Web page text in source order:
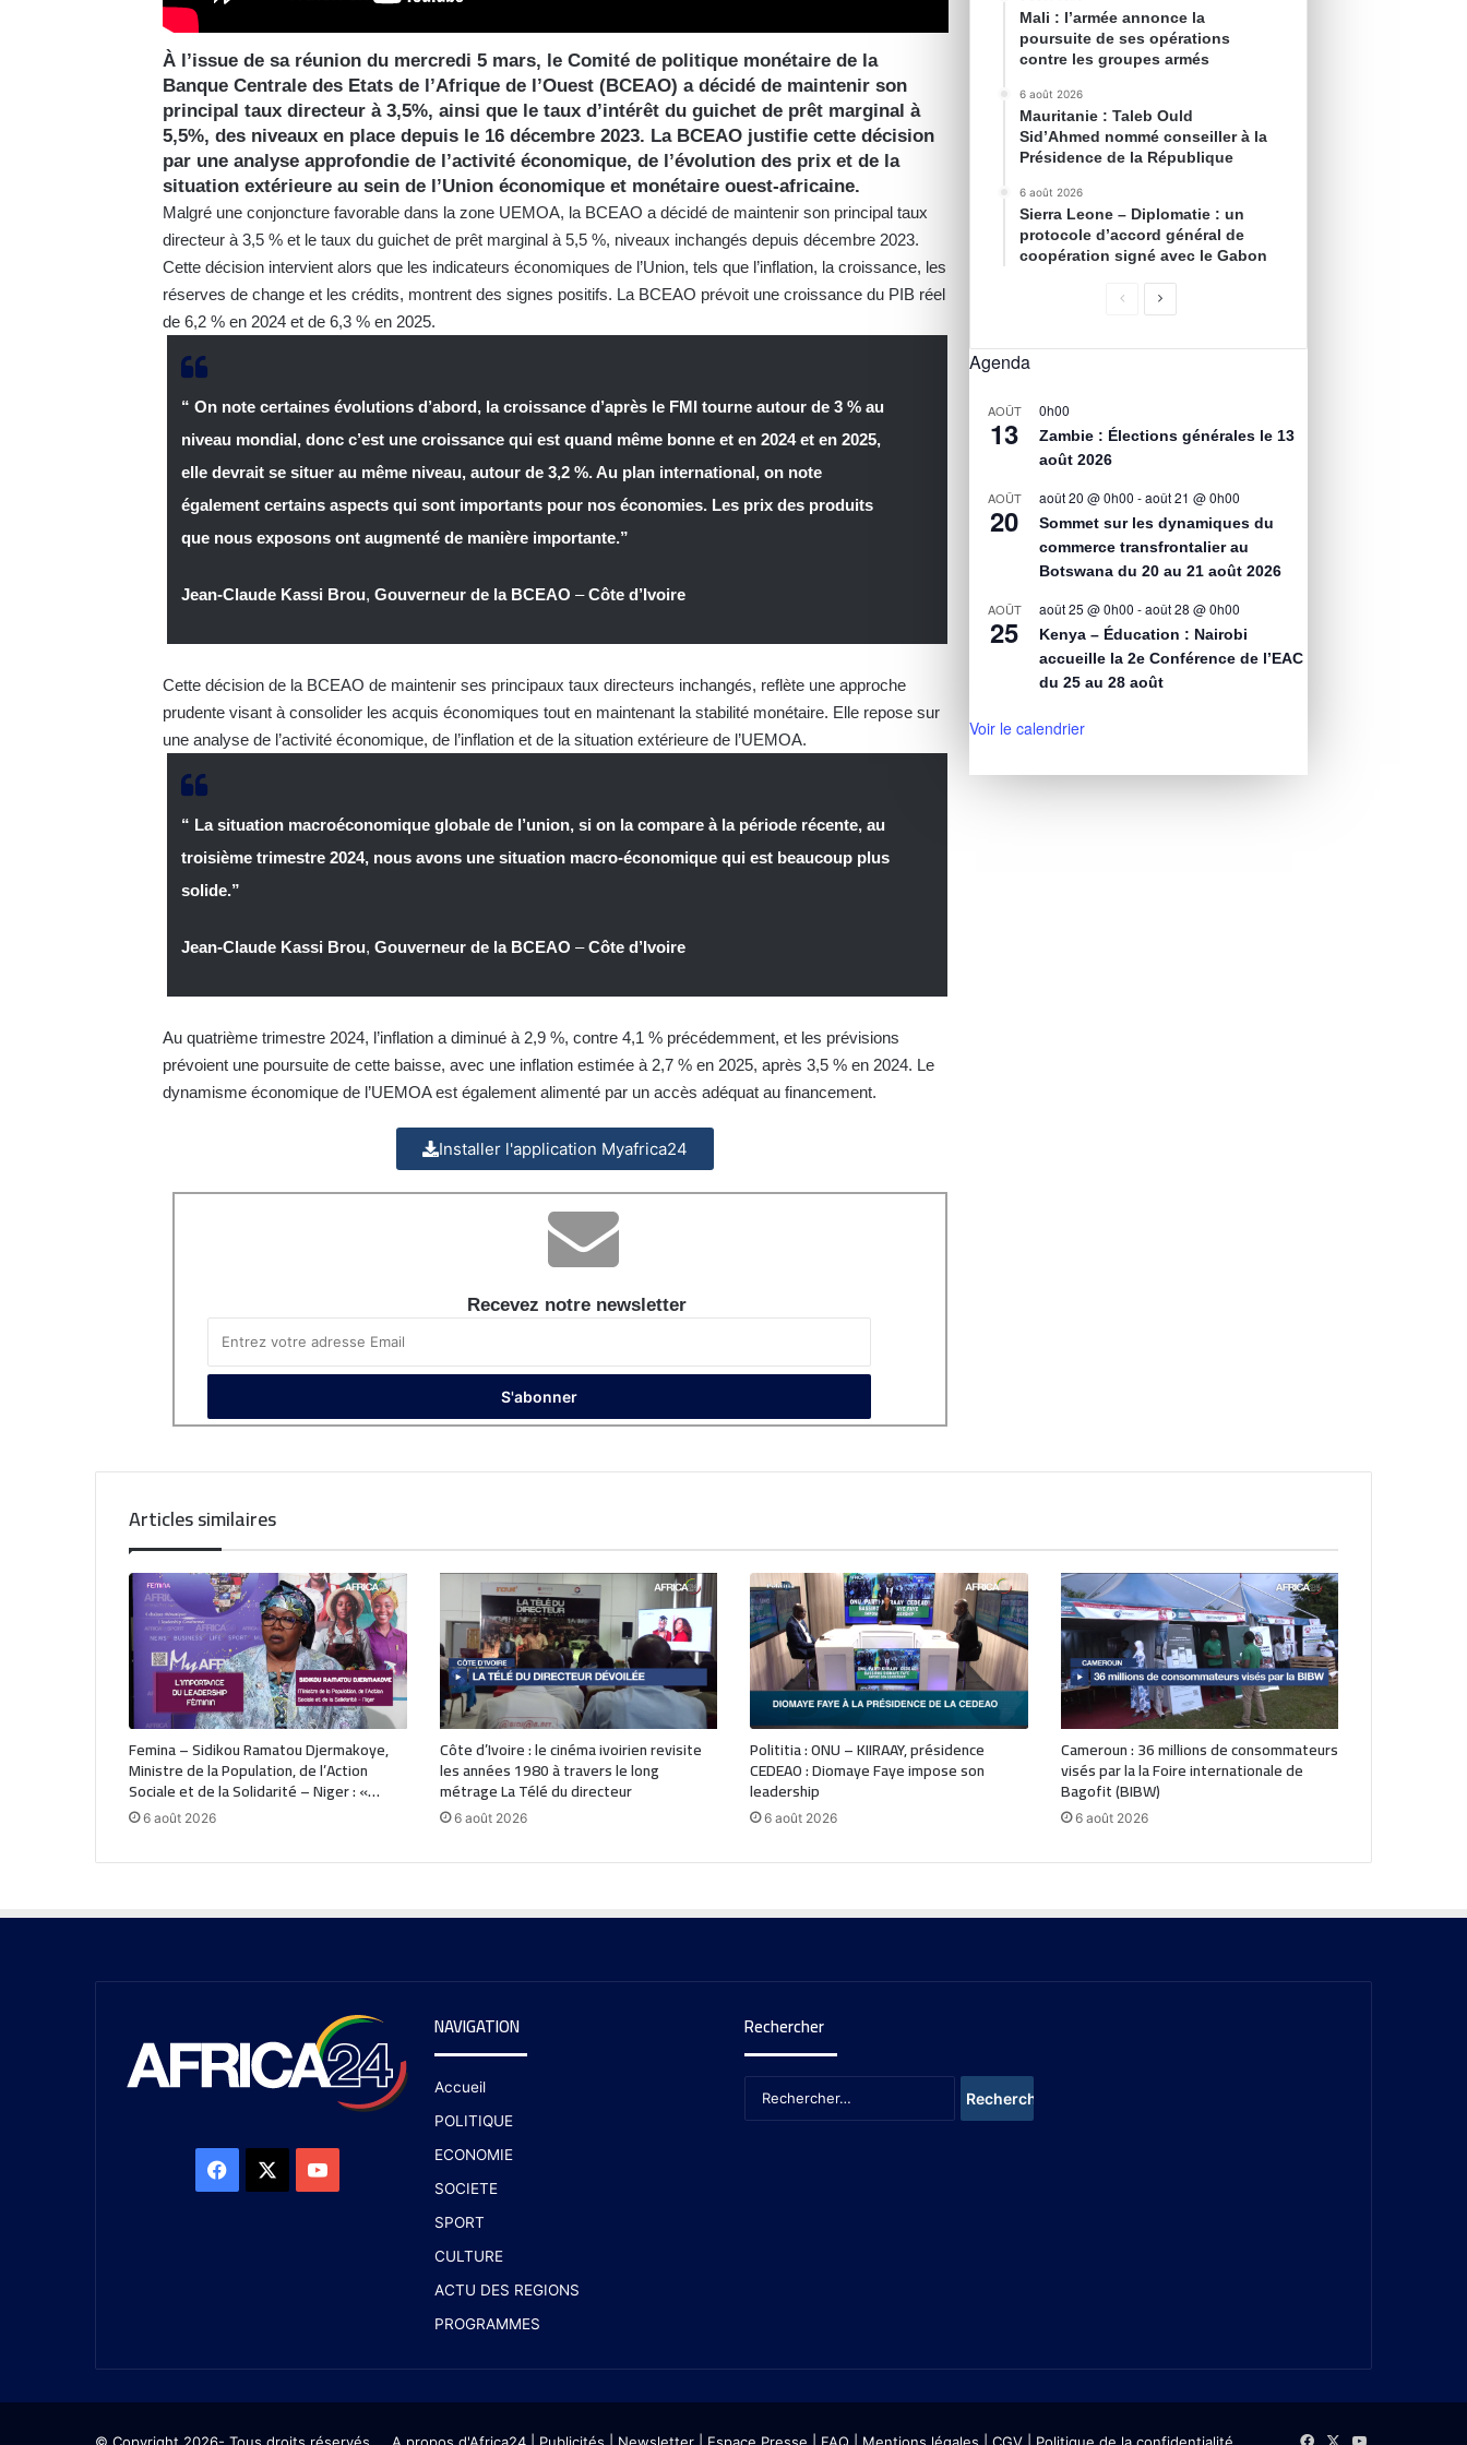
À l’issue de sa réunion du mercredi 5 mars, le Comité de politique monétaire de la
Banque Centrale des Etats de l’Afrique de l’Ouest (BCEAO) a décidé de maintenir son
principal taux directeur à 3,5%, ainsi que le taux d’intérêt du guichet de prêt marginal à
5,5%, des niveaux en place depuis le 16 décembre 2023. La BCEAO justifie cette décision
par une analyse approfondie de l’activité économique, de l’évolution des prix et de la
situation extérieure au sein de l’Union économique et monétaire ouest-africaine.
Malgré une conjoncture favorable dans la zone UEMOA, la BCEAO a décidé de maintenir son principal taux
directeur à 3,5 % et le taux du guichet de prêt marginal à 5,5 %, niveaux inchangés depuis décembre 2023.
Cette décision intervient alors que les indicateurs économiques de l’Union, tels que l’inflation, la croissance, les
réserves de change et les crédits, montrent des signes positifs. La BCEAO prévoit une croissance du PIB réel
de 6,2 % en 2024 et de 6,3 % en 2025.
“ On note certaines évolutions d’abord, la croissance d’après le FMI tourne autour de 3 % au
niveau mondial, donc c’est une croissance qui est quand même bonne et en 2024 et en 2025,
elle devrait se situer au même niveau, autour de 3,2 %. Au plan international, on note
également certains aspects qui sont importants pour nos économies. Les prix des produits
que nous exposons ont augmenté de manière importante.”
Jean-Claude Kassi Brou,Gouverneur de la BCEAO –Côte d’Ivoire
Cette décision de la BCEAO de maintenir ses principaux taux directeurs inchangés, reflète une approche
prudente visant à consolider les acquis économiques tout en maintenant la stabilité monétaire. Elle repose sur
une analyse de l’activité économique, de l’inflation et de la situation extérieure de l’UEMOA.
“ La situation macroéconomique globale de l’union, si on la compare à la période récente, au
troisième trimestre 2024, nous avons une situation macro-économique qui est beaucoup plus
solide.”
Jean-Claude Kassi Brou,Gouverneur de la BCEAO –Côte d’Ivoire
Au quatrième trimestre 2024, l’inflation a diminué à 2,9 %, contre 4,1 % précédemment, et les prévisions
prévoient une poursuite de cette baisse, avec une inflation estimée à 2,7 % en 2025, après 3,5 % en 2024. Le
dynamisme économique de l’UEMOA est également alimenté par un accès adéquat au financement.
Installer l'application Myafrica24
Recevez notre newsletter
Mali : l’armée annonce la
poursuite de ses opérations
contre les groupes armés
6 août 2026
Mauritanie : Taleb Ould
Sid’Ahmed nommé conseiller à la
Présidence de la République
6 août 2026
Sierra Leone – Diplomatie : un
protocole d’accord général de
coopération signé avec le Gabon
Agenda
AOÛT
13
0h00
Zambie : Élections générales le 13
août 2026
AOÛT
20
août 20 @ 0h00 -août 21 @ 0h00
Sommet sur les dynamiques du
commerce transfrontalier au
Botswana du 20 au 21 août 2026
AOÛT
25
août 25 @ 0h00 -août 28 @ 0h00
Kenya – Éducation : Nairobi
accueille la 2e Conférence de l’EAC
du 25 au 28 août
Voir le calendrier
Articles similaires
Femina – Sidikou Ramatou Djermakoye,
Ministre de la Population, de l’Action
Sociale et de la Solidarité – Niger : «…
6 août 2026
Côte d’Ivoire : le cinéma ivoirien revisite
les années 1980 à travers le long
métrage La Télé du directeur
6 août 2026
Polititia : ONU – KIIRAAY, présidence
CEDEAO : Diomaye Faye impose son
leadership
6 août 2026
Cameroun : 36 millions de consommateurs
visés par la la Foire internationale de
Bagofit (BIBW)
6 août 2026
NAVIGATION
Accueil
POLITIQUE
ECONOMIE
SOCIETE
SPORT
CULTURE
ACTU DES REGIONS
PROGRAMMES
Rechercher